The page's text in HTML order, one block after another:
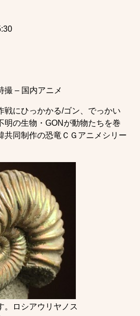
撮 – 国内アニメ
戦にひっかかる/ゴン、でっかい
明の生物・GONが動物たちを巻
共同制作の恐竜ＣＧアニメシリー
。ロシアウリヤノス